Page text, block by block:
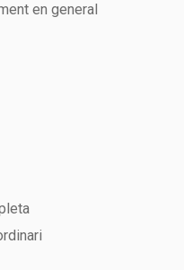
en general